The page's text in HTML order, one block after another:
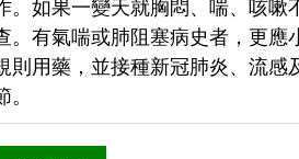
。如果一變天就胸悶、喘、咳嗽
。有氣喘或肺阻塞病史者，更應
則用藥，並接種新冠肺炎、流
。